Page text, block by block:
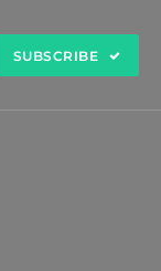
SUBSCRIBE